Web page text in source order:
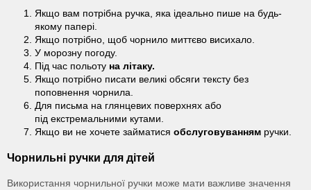
Якщо вам потрібна ручка, яка ідеально пише на будь-
якому папері.
Якщо потрібно, щоб чорнило миттєво висихало.
У морозну погоду.
Під час польоту на літаку.
Якщо потрібно писати великі обсяги тексту без
поповнення чорнила.
Для письма на глянцевих поверхнях або
під екстремальними кутами.
Якщо ви не хочете займатися обслуговуванням ручки.
Чорнильні ручки для дітей
Використання чорнильної ручки може мати важливе значення